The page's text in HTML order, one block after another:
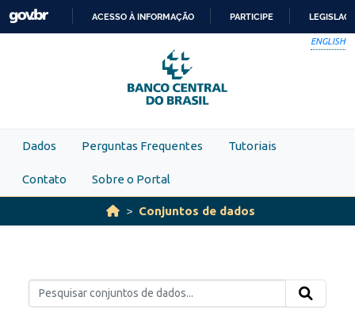
Skip to main content
PARA
O
CONTEÚDO
ACESSO À INFORMAÇÃO PARTICIPE
ENGLISH
Dados Perguntas Frequentes Tutoriais
Contato Sobre o Portal
Conjuntos de dados